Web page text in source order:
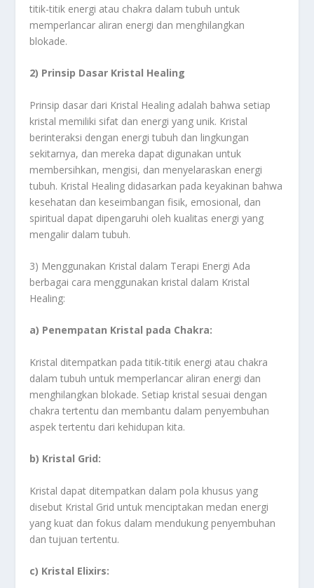
titik-titik energi atau chakra dalam tubuh untuk
memperlancar aliran energi dan menghilangkan
blokade.
2) Prinsip Dasar Kristal Healing
Prinsip dasar dari Kristal Healing adalah bahwa setiap
kristal memiliki sifat dan energi yang unik. Kristal
berinteraksi dengan energi tubuh dan lingkungan
sekitarnya, dan mereka dapat digunakan untuk
membersihkan, mengisi, dan menyelaraskan energi
tubuh. Kristal Healing didasarkan pada keyakinan bahwa
kesehatan dan keseimbangan fisik, emosional, dan
spiritual dapat dipengaruhi oleh kualitas energi yang
mengalir dalam tubuh.
3) Menggunakan Kristal dalam Terapi Energi Ada
berbagai cara menggunakan kristal dalam Kristal
Healing:
a) Penempatan Kristal pada Chakra:
Kristal ditempatkan pada titik-titik energi atau chakra
dalam tubuh untuk memperlancar aliran energi dan
menghilangkan blokade. Setiap kristal sesuai dengan
chakra tertentu dan membantu dalam penyembuhan
aspek tertentu dari kehidupan kita.
b) Kristal Grid:
Kristal dapat ditempatkan dalam pola khusus yang
disebut Kristal Grid untuk menciptakan medan energi
yang kuat dan fokus dalam mendukung penyembuhan
dan tujuan tertentu.
c) Kristal Elixirs: